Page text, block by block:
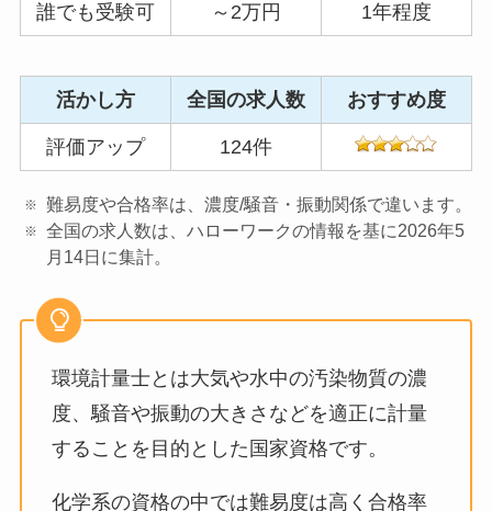
誰でも受験可 ～2万円 1年程度
活かし方 全国の求人数 おすすめ度
評価アップ 124件
難易度や合格率は、濃度/騒音・振動関係で違います。
全国の求人数は、ハローワークの情報を基に2026年5
月14日に集計。
環境計量士とは大気や水中の汚染物質の濃
度、騒音や振動の大きさなどを適正に計量
することを目的とした国家資格です。
化学系の資格の中では難易度は高く合格率